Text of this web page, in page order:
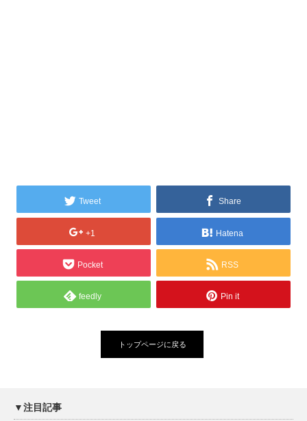
Tweet Share
+1 Hatena
Pocket RSS
feedly Pin it
トップページに戻る
▼注目記事